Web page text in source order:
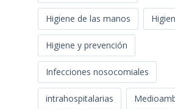
Higiene de las manos
Higiene y prevención
Infecciones nosocomiales
intrahospitalarias